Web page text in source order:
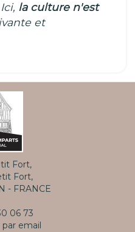
la culture n'est
et
Fort,
Fort,
- FRANCE
06 73
email